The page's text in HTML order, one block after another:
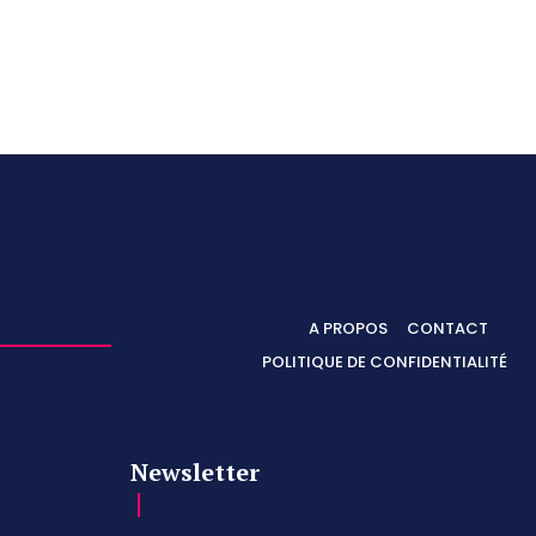
A PROPOS
CONTACT
POLITIQUE DE CONFIDENTIALITÉ
Newsletter